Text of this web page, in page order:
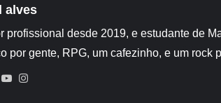
alves
profissional desde 2019, e estudante de
por gente, RPG, um cafezinho, e um rock
Facebook
YouTube